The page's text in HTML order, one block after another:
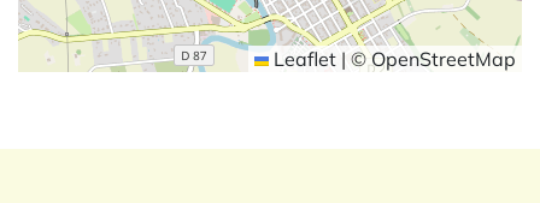
Leaflet | ©OpenStreetMap